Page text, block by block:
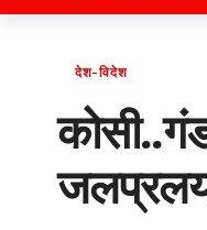
देश-विदेश